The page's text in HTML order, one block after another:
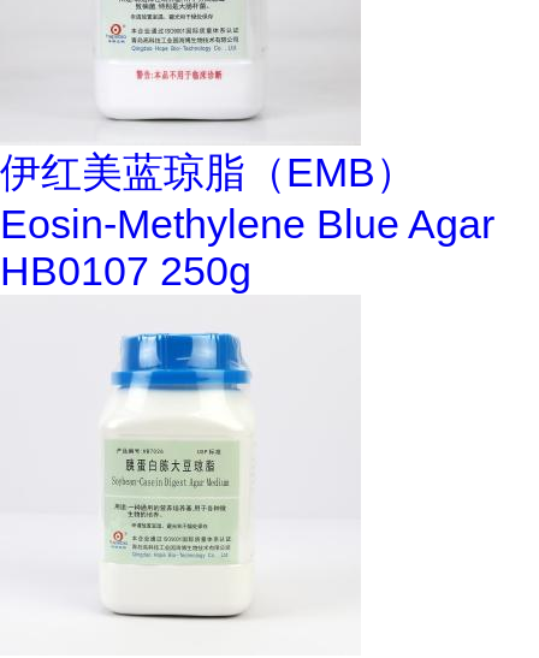
伊红美蓝琼脂（EMB）
Eosin-Methylene Blue Agar
HB0107 250g